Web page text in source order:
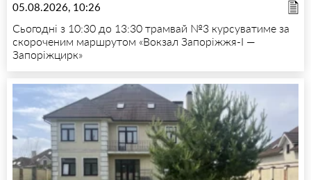
05.08.2026, 10:26
Сьогодні з 10:30 до 13:30 трамвай №3 курсуватиме за
скороченим маршрутом «Вокзал Запоріжжя-I —
Запоріжцирк»